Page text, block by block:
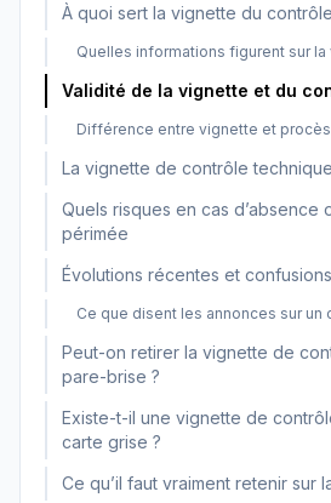
À quoi sert la vignette du
Quelles informations figurent sur la
Validité de la vignette et du
Différence entre vignette et
La vignette de contrôle
Quels risques en cas d’absence
périmée
Évolutions récentes et
Ce que disent les annonces sur
Peut-on retirer la vignette de
pare-brise ?
Existe-t-il une vignette de
carte grise ?
Ce qu’il faut vraiment retenir sur